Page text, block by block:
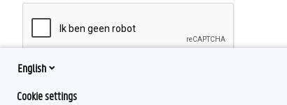
Send
English
Cookie settings